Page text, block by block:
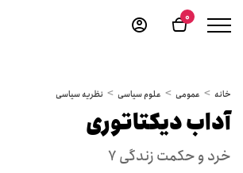
0
خانه عمومی علوم سیاسی نظریه سیاسی
آداب دیکتاتوری
خرد و حکمت زندگی 7